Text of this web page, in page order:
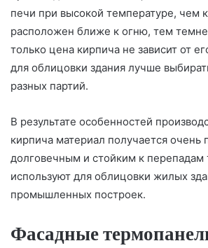
печи при высокой температуре, чем
расположен ближе к огню, тем
только цена кирпича не зависит от
для облицовки здания лучше
разных партий.
В результате особенностей
кирпича материал получается очень
долговечным и стойким к перепадам
используют для облицовки жилых
промышленных построек.
Фасадные